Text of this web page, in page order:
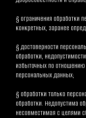
§ ограничения обработки
конкретных, заранее
§ достоверности
обработки,
избыточных по
персональных данных;
§ обработки только
обработки. Недопустима
несовместимая с целями